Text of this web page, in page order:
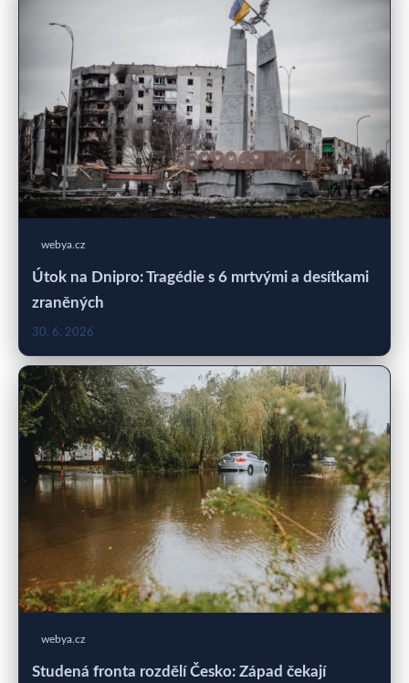
webya.cz
Útok na Dnipro: Tragédie s 6 mrtvými a desítkami
zraněných
30. 6. 2026
webya.cz
Studená fronta rozdělí Česko: Západ čekají